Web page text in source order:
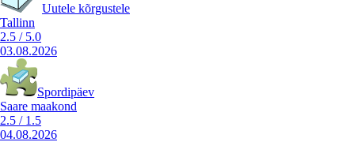
Uutele kõrgustele
Tallinn
2.5 / 5.0
03.08.2026
Spordipäev
Saare maakond
2.5 / 1.5
04.08.2026